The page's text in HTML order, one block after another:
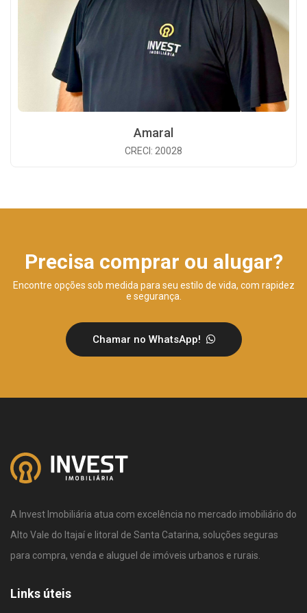
Amaral
CRECI: 20028
Precisa comprar ou alugar?
Encontre opções sob medida para seu estilo de vida, com rapidez
e segurança.
Chamar no WhatsApp!
A Invest Imobiliária atua com excelência no mercado imobiliário do
Alto Vale do Itajaí e litoral de Santa Catarina, soluções seguras
para compra, venda e aluguel de imóveis urbanos e rurais.
Links úteis